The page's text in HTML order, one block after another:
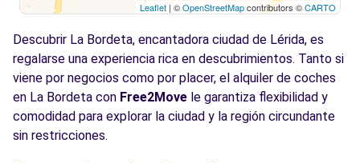
Leaflet | ©OpenStreetMapcontributors ©CARTO
Descubrir La Bordeta, encantadora ciudad de Lérida, es
regalarse una experiencia rica en descubrimientos. Tanto si
viene por negocios como por placer, el alquiler de coches
en La Bordeta con Free2Move le garantiza flexibilidad y
comodidad para explorar la ciudad y la región circundante
sin restricciones.